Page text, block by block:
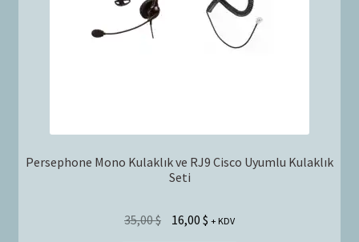
Persephone Mono Kulaklık ve RJ9 Cisco Uyumlu Kulaklık
Seti
35,00$ 16,00 $ + KDV